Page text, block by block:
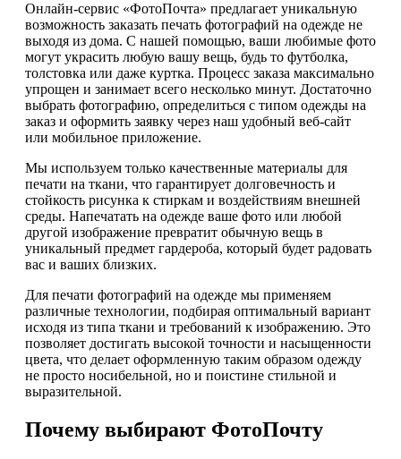
Онлайн-сервис «ФотоПочта» предлагает уникальную
возможность заказать печать фотографий на одежде не
выходя из дома. С нашей помощью, ваши любимые фото
могут украсить любую вашу вещь, будь то футболка,
толстовка или даже куртка. Процесс заказа максимально
упрощен и занимает всего несколько минут. Достаточно
выбрать фотографию, определиться с типом одежды на
заказ и оформить заявку через наш удобный веб-сайт
или мобильное приложение.
Мы используем только качественные материалы для
печати на ткани, что гарантирует долговечность и
стойкость рисунка к стиркам и воздействиям внешней
среды. Напечатать на одежде ваше фото или любой
другой изображение превратит обычную вещь в
уникальный предмет гардероба, который будет радовать
вас и ваших близких.
Для печати фотографий на одежде мы применяем
различные технологии, подбирая оптимальный вариант
исходя из типа ткани и требований к изображению. Это
позволяет достигать высокой точности и насыщенности
цвета, что делает оформленную таким образом одежду
не просто носибельной, но и поистине стильной и
выразительной.
Почему выбирают ФотоПочту